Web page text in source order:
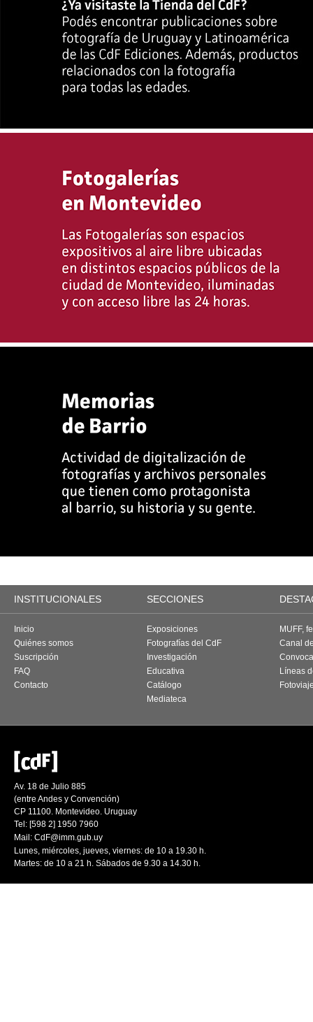
INSTITUCIONALES SECCIONES
Inicio
Quiénes somos
Suscripción
FAQ
Contacto
Exposiciones
Fotografías del CdF
Investigación
Educativa
Catálogo
Mediateca
MUFF,
Canal
Líneas
Av. 18 de Julio 885
(entre Andes y Convención)
CP 11100. Montevideo. Uruguay
Tel: [598 2] 1950 7960
Mail: CdF@imm.gub.uy
Lunes, miércoles, jueves, viernes: de 10 a 19.30 h.
Martes: de 10 a 21 h. Sábados de 9.30 a 14.30 h.